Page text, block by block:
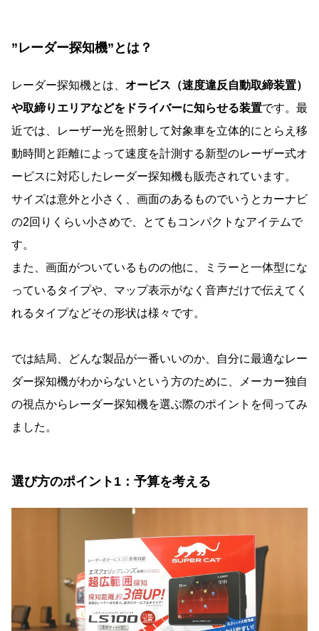
”レーダー探知機”とは？
レーダー探知機とは、 オービス（速度違反自動取締装置）
や取締りエリアなどをドライバーに知らせる装置です。最
近では、レーザー光を照射して対象車を立体的にとらえ移
動時間と距離によって速度を計測する新型のレーザー式オ
ービスに対応したレーダー探知機も販売されています。
サイズは意外と小さく、画面のあるものでいうとカーナビ
の2回りくらい小さめで、とてもコンパクトなアイテムで
す。
また、画面がついているものの他に、ミラーと一体型にな
っているタイプや、マップ表示がなく音声だけで伝えてく
れるタイプなどその形状は様々です。
では結局、どんな製品が一番いいのか、自分に最適なレー
ダー探知機がわからないという方のために、メーカー独自
の視点からレーダー探知機を選ぶ際のポイントを伺ってみ
ました。
選び方のポイント1：予算を考える